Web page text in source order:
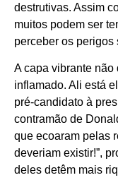
destrutivas. Assim
muitos podem ser
perceber os perigos
A capa vibrante
inflamado. Ali está
pré-candidato à
contramão de
que ecoaram pelas
deveriam existir!”,
deles detêm mais